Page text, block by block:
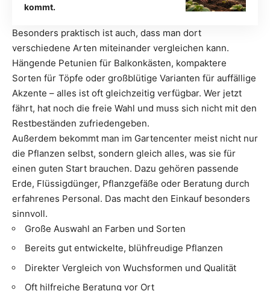
kommt.
Besonders praktisch ist auch, dass man dort
verschiedene Arten miteinander vergleichen kann.
Hängende Petunien für Balkonkästen, kompaktere
Sorten für Töpfe oder großblütige Varianten für auffällige
Akzente – alles ist oft gleichzeitig verfügbar. Wer jetzt
fährt, hat noch die freie Wahl und muss sich nicht mit den
Restbeständen zufriedengeben.
Außerdem bekommt man im Gartencenter meist nicht nur
die Pflanzen selbst, sondern gleich alles, was sie für
einen guten Start brauchen. Dazu gehören passende
Erde, Flüssigdünger, Pflanzgefäße oder Beratung durch
erfahrenes Personal. Das macht den Einkauf besonders
sinnvoll.
Große Auswahl an Farben und Sorten
Bereits gut entwickelte, blühfreudige Pflanzen
Direkter Vergleich von Wuchsformen und Qualität
Oft hilfreiche Beratung vor Ort